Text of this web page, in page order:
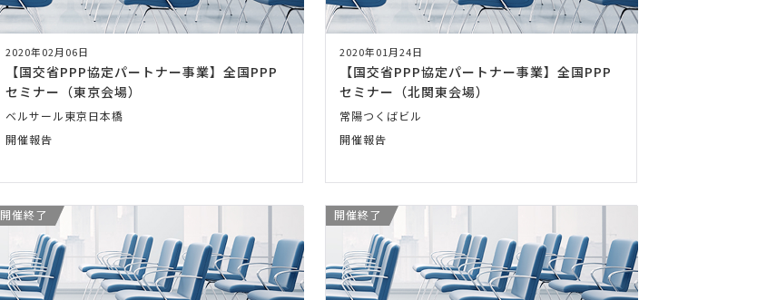
2020年02月06日
【国交省PPP協定パートナー事業】全国PPP
セミナー（東京会場）
ベルサール東京日本橋
開催報告
2020年01月24日
【国交省PPP協定パートナー事業】全国PPP
セミナー（北関東会場）
常陽つくばビル
開催報告
開催終了 開催終了